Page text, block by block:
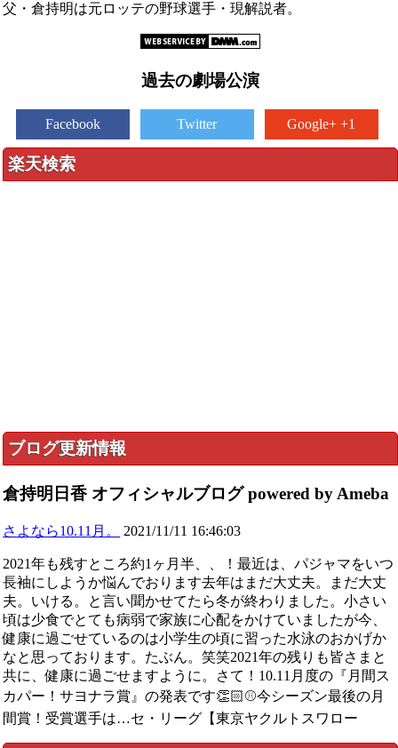
父・倉持明は元ロッテの野球選手・現解説者。
過去の劇場公演
Facebook Twitter Google+ +1
楽天検索
ブログ更新情報
倉持明日香 オフィシャルブログ powered by Ameba
さよなら10.11月。 2021/11/11 16:46:03
2021年も残すところ約1ヶ月半、、！最近は、パジャマをいつ
長袖にしようか悩んでおります去年はまだ大丈夫。まだ大丈
夫。いける。と言い聞かせてたら冬が終わりました。小さい
頃は少食でとても病弱で家族に心配をかけていましたが今、
健康に過ごせているのは小学生の頃に習った水泳のおかげか
なと思っております。たぶん。笑笑2021年の残りも皆さまと
共に、健康に過ごせますように。さて！10.11月度の『月間ス
カパー！サヨナラ賞』の発表です👏🏻⚾️今シーズン最後の月
間賞！受賞選手は…セ・リーグ【東京ヤクルトスワロー